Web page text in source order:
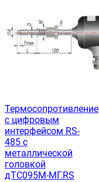
Термосопротивление
с цифровым
интерфейсом RS-
485 с
металлической
головкой
дТС095М-МГ.RS